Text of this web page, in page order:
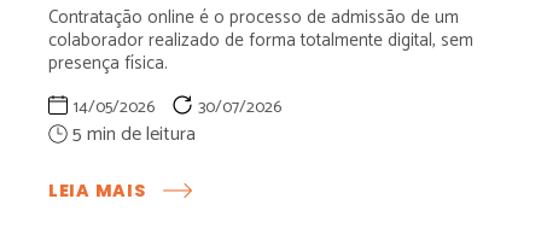
Contratação online é o processo de admissão de um
colaborador realizado de forma totalmente digital, sem
presença física.
14/05/2026 30/07/2026
LEIA MAIS
CONTRATAÇÃO